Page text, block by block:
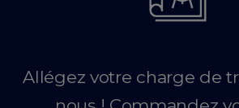
Allégez votre charge de